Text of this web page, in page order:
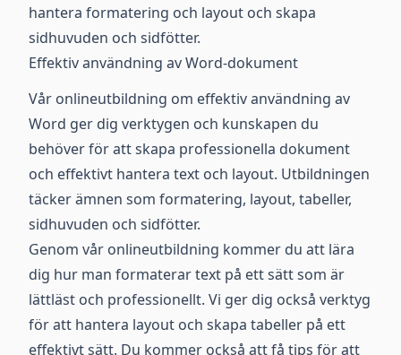
hantera formatering och layout och skapa
sidhuvuden och sidfötter.
Effektiv användning av Word-dokument
Vår onlineutbildning om effektiv användning av
Word ger dig verktygen och kunskapen du
behöver för att skapa professionella dokument
och effektivt hantera text och layout. Utbildningen
täcker ämnen som formatering, layout, tabeller,
sidhuvuden och sidfötter.
Genom vår onlineutbildning kommer du att lära
dig hur man formaterar text på ett sätt som är
lättläst och professionellt. Vi ger dig också verktyg
för att hantera layout och skapa tabeller på ett
effektivt sätt. Du kommer också att få tips för att